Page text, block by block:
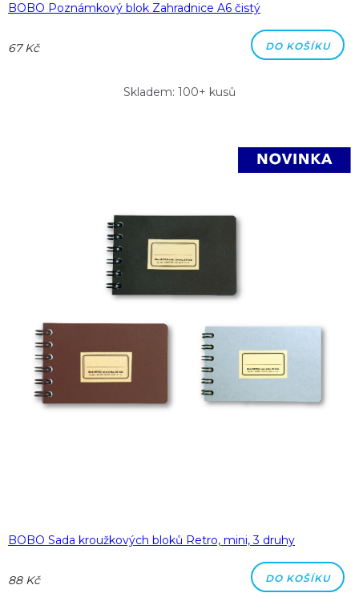
BOBO Poznámkový blok Zahradnice A6 čistý
67 Kč DO KOŠÍKU
Skladem: 100+ kusů
BOBO Sada kroužkových bloků Retro, mini, 3 druhy
88 Kč DO KOŠÍKU